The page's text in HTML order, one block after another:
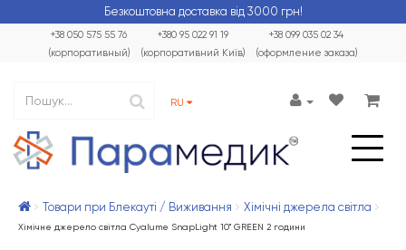
Безкоштовна доставка від 3000 грн!
+38 099 035 02 34
(оформление заказа)
+38 050 575 55 76
(корпоративный)
+380 95 022 91 19
(корпоративний Київ)
RU
Товари при Блекауті / Виживання Хімічні джерела світла
Хімічне джерело світла Cyalume SnapLight 10" GREEN 2 години